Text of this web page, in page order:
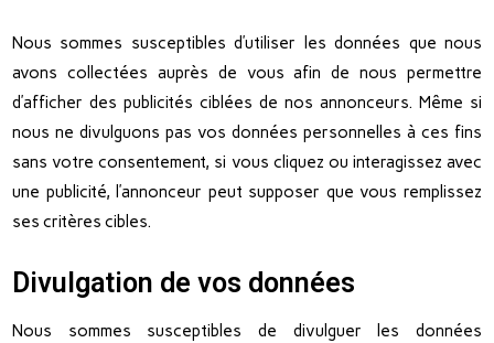
Nous sommes susceptibles d’utiliser les données que nous
avons collectées auprès de vous afin de nous permettre
d’afficher des publicités ciblées de nos annonceurs. Même si
nous ne divulguons pas vos données personnelles à ces fins
sans votre consentement, si vous cliquez ou interagissez avec
une publicité, l’annonceur peut supposer que vous remplissez
ses critères cibles.
Divulgation de vos données
Nous sommes susceptibles de divulguer les données